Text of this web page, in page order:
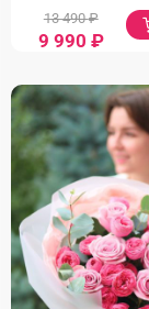
9 990 ₽
13 490₽